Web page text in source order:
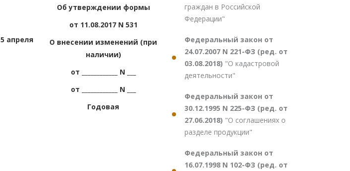
5 апреля
Об утверждении формы
от 11.08.2017 N 531
О внесении изменений (при
наличии)
от ____________ N ___
от ____________ N ___
Годовая
граждан в Российской
Федерации"
Федеральный закон от
24.07.2007 N 221-ФЗ (ред. от
03.08.2018) "О кадастровой
деятельности"
Федеральный закон от
30.12.1995 N 225-ФЗ (ред. от
27.06.2018) "О соглашениях о
разделе продукции"
Федеральный закон от
16.07.1998 N 102-ФЗ (ред. от